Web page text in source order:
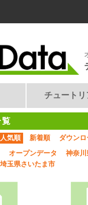
チュートリ
人気順 新着順 ダウン
オープンデータ 神奈
埼玉県さいたま市